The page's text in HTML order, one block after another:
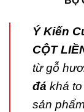
Ý Kiến
CỘT
từ gỗ
đá khá
sản